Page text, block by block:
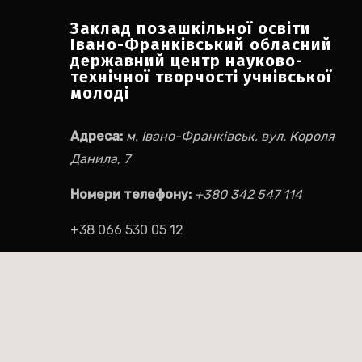
Заклад позашкільної освіти
Івано-Франківський обласний
державний центр науково-
технічної творчості учнівської
молоді
Адреса: м. Івано-Франківськ, вул. Короля
Данила, 7
Номери телефону: +380 342 547 114
+38 066 530 05 12